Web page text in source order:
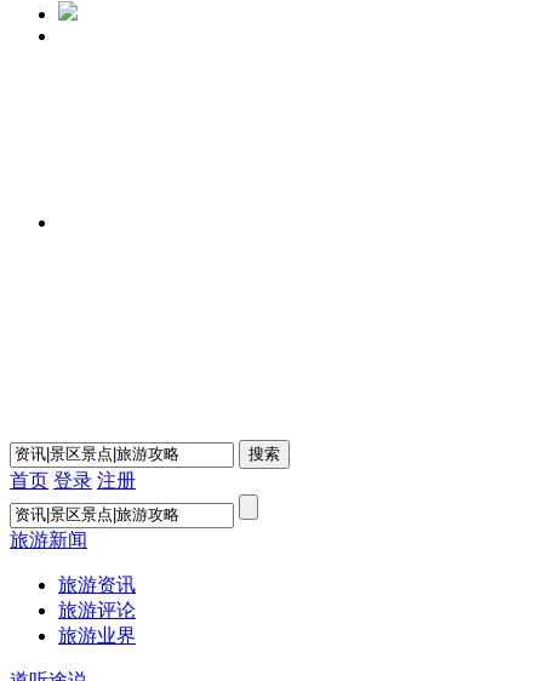
首页 登录 注册
旅游新闻
旅游资讯
旅游评论
旅游业界